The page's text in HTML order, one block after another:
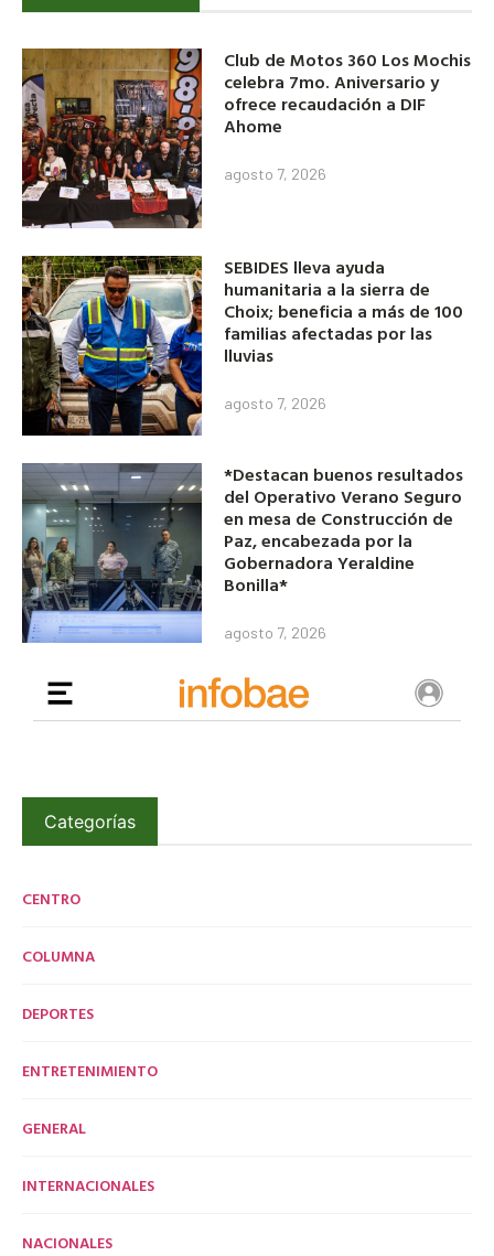
Club de Motos 360 Los Mochis
celebra 7mo. Aniversario y
ofrece recaudación a DIF
Ahome
agosto 7, 2026
SEBIDES lleva ayuda
humanitaria a la sierra de
Choix; beneficia a más de 100
familias afectadas por las
lluvias
agosto 7, 2026
*Destacan buenos resultados
del Operativo Verano Seguro
en mesa de Construcción de
Paz, encabezada por la
Gobernadora Yeraldine
Bonilla*
agosto 7, 2026
Categorías
CENTRO
COLUMNA
DEPORTES
ENTRETENIMIENTO
GENERAL
INTERNACIONALES
NACIONALES